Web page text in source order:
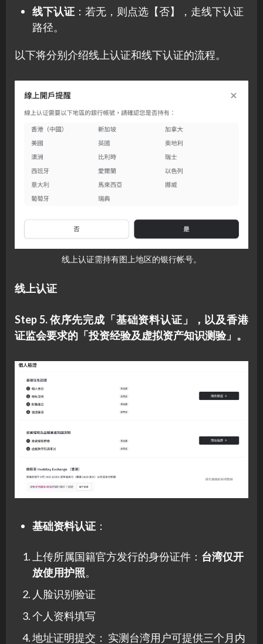
线下认证 ：若无，则点选【否】，走线下认证
路径。
以下将分别介绍线上认证和线下认证的流程。
线上认证需持有图上地区的银行帐号。
线上认证
Step 5. 依序先完成「基础资料认证」，以及香港
证监会要求的「投资经验及虚拟资产知识测验」。
基础资料认证 ：
上传所属国籍官方发行的身份证件： 台湾仅开
放使用护照。
人脸识别验证
个人资料填写
地址证明提交： 实测台湾用户可提供三个月内